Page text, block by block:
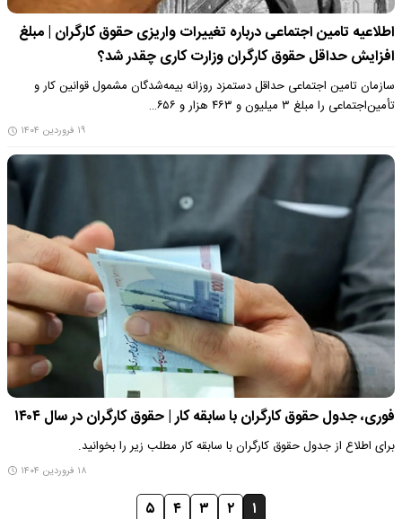
اطلاعیه تامین اجتماعی درباره تغییرات واریزی حقوق کارگران | مبلغ
افزایش حداقل حقوق کارگران وزارت کاری چقدر شد؟
سازمان تامین اجتماعی حداقل دستمزد روزانه بیمه‌شدگان مشمول قوانین کار و
تأمین‌اجتماعی را مبلغ ۳ میلیون و ۴۶۳ هزار و ۶۵۶…
۱۹ فروردین ۱۴۰۴
فوری، جدول حقوق کارگران با سابقه کار | حقوق کارگران در سال ۱۴۰۴
برای اطلاع از جدول حقوق کارگران با سابقه کار مطلب زیر را بخوانید.
۱۸ فروردین ۱۴۰۴
۱ ۲ ۳ ۴ ۵